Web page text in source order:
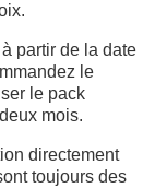
partir de la date
le
le pack
mois.
directement
toujours des